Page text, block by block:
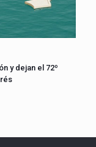
y dejan el 72º